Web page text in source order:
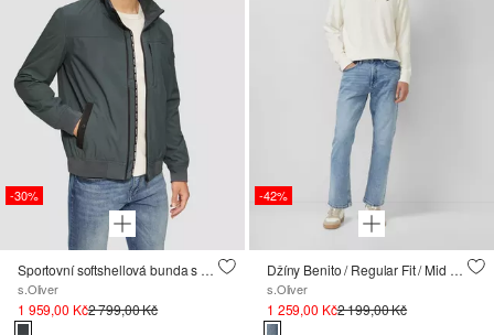
-30%
Sportovní softshellová bunda s páskou s logem
s.Oliver
1 959,00 Kč2 799,00 Kč
-42%
Džíny Benito / Regular Fit / Mid Rise / Straight Leg
s.Oliver
1 259,00 Kč2 199,00 Kč